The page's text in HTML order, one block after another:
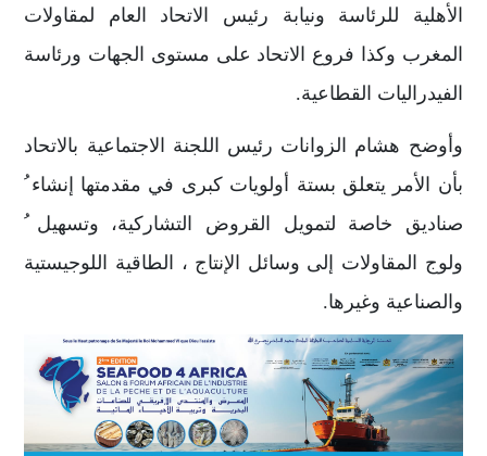
الأهلية للرئاسة ونيابة رئيس الاتحاد العام لمقاولات
المغرب وكذا فروع الاتحاد على مستوى الجهات ورئاسة
الفيدراليات القطاعية.
وأوضح هشام الزوانات رئيس اللجنة الاجتماعية بالاتحاد
بأن الأمر يتعلق بستة أولويات كبرى في مقدمتها إنشاء ُ
صناديق خاصة لتمويل القروض التشاركية، وتسهيل ُ
ولوج المقاولات إلى وسائل الإنتاج ، الطاقية اللوجيستية
والصناعية وغيرها.